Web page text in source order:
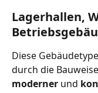
Lagerhallen,
Diese
durch die
moderner und